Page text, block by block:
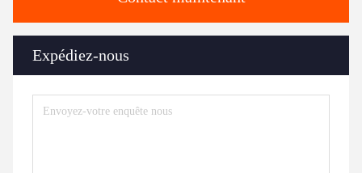
Expédiez-nous